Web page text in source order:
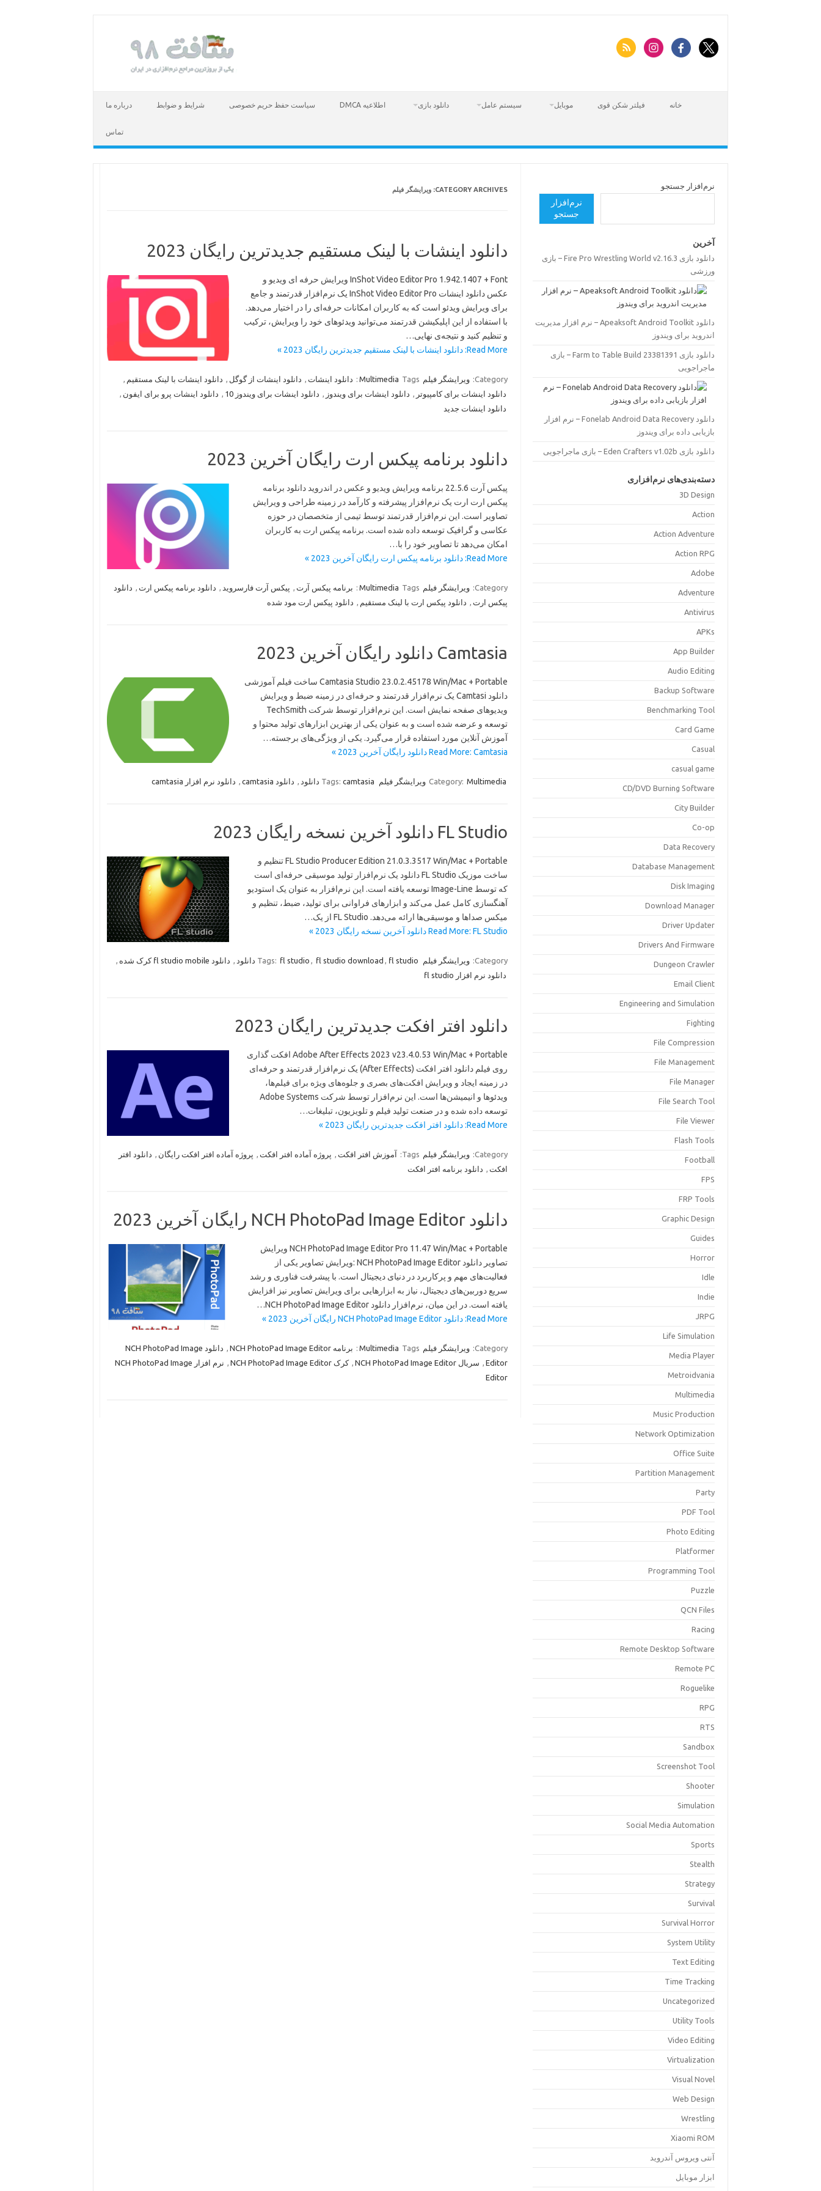
خانه فیلتر شکن قوی موبایل سیستم عامل دانلود بازی اطلاعیه DMCA سیاست حفظ حریم خصوصی شرایط و ضوابط درباره ما
تماس
CATEGORY ARCHIVES: ویرایشگر فیلم
دانلود اینشات با لینک مستقیم جدیدترین رایگان 2023
InShot Video Editor Pro 1.942.1407 + Font ویرایش حرفه ای ویدیو و
عکس دانلود اینشات InShot Video Editor Pro یک نرم‌افزار قدرتمند و جامع
برای ویرایش ویدئو است که به کاربران امکانات حرفه‌ای را در اختیار می‌دهد.
با استفاده از این اپلیکیشن قدرتمند می‌توانید ویدئوهای خود را ویرایش، ترکیب
و تنظیم کنید و نتیجه‌ی نهایی…
Read More: دانلود اینشات با لینک مستقیم جدیدترین رایگان 2023 »
Category: ویرایشگر فیلم Multimedia Tags: دانلود اینشات , دانلود اینشات از گوگل , دانلود اینشات با لینک مستقیم ,
دانلود اینشات برای کامپیوتر , دانلود اینشات برای ویندوز , دانلود اینشات برای ویندوز 10 , دانلود اینشات پرو برای ایفون ,
دانلود اینشات جدید
دانلود برنامه پیکس ارت رایگان آخرین 2023
پیکس آرت 22.5.6 برنامه ویرایش ویدیو و عکس در اندروید دانلود برنامه
پیکس ارت ارت یک نرم‌افزار پیشرفته و کارآمد در زمینه طراحی و ویرایش
تصاویر است. این نرم‌افزار قدرتمند توسط تیمی از متخصصان در حوزه
عکاسی و گرافیک توسعه داده شده است. برنامه پیکس ارت به کاربران
امکان می‌دهد تا تصاویر خود را با…
Read More: دانلود برنامه پیکس ارت رایگان آخرین 2023 »
Category: ویرایشگر فیلم Multimedia Tags: برنامه پیکس آرت , پیکس آرت فارسروید , دانلود برنامه پیکس ارت , دانلود
پیکس ارت , دانلود پیکس ارت با لینک مستقیم , دانلود پیکس ارت مود شده
Camtasia دانلود رایگان آخرین 2023
Camtasia Studio 23.0.2.45178 Win/Mac + Portable ساخت فیلم آموزشی
دانلود Camtasi یک نرم‌افزار قدرتمند و حرفه‌ای در زمینه ضبط و ویرایش
ویدیوهای صفحه نمایش است. این نرم‌افزار توسط شرکت TechSmith
توسعه و عرضه شده است و به عنوان یکی از بهترین ابزارهای تولید محتوا و
آموزش آنلاین مورد استفاده قرار می‌گیرد. یکی از ویژگی‌های برجسته…
Read More: Camtasia دانلود رایگان آخرین 2023 »
Category: Multimedia ویرایشگر فیلم Tags: camtasia دانلود , دانلود camtasia , دانلود نرم افزار camtasia
FL Studio دانلود آخرین نسخه رایگان 2023
FL Studio Producer Edition 21.0.3.3517 Win/Mac + Portable تنظیم و
ساخت موزیک FL Studio دانلود یک نرم‌افزار تولید موسیقی حرفه‌ای است
که توسط Image-Line توسعه یافته است. این نرم‌افزار به عنوان یک استودیو
آهنگسازی کامل عمل می‌کند و ابزارهای فراوانی برای تولید، ضبط، تنظیم و
میکس صداها و موسیقی‌ها ارائه می‌دهد. FL Studio از یک…
Read More: FL Studio دانلود آخرین نسخه رایگان 2023 »
Category: ویرایشگر فیلم Tags: fl studio , fl studio download , fl studio دانلود , دانلود fl studio mobile کرک شده
,
دانلود نرم افزار fl studio
دانلود افتر افکت جدیدترین رایگان 2023
Adobe After Effects 2023 v23.4.0.53 Win/Mac + Portable افکت گذاری
روی فیلم دانلود افتر افکت (After Effects) یک نرم‌افزار قدرتمند و حرفه‌ای
در زمینه ایجاد و ویرایش افکت‌های بصری و جلوه‌های ویژه برای فیلم‌ها،
ویدئوها و انیمیشن‌ها است. این نرم‌افزار توسط شرکت Adobe Systems
توسعه داده شده و در صنعت تولید فیلم و تلویزیون، تبلیغات…
Read More: دانلود افتر افکت جدیدترین رایگان 2023 »
Category: ویرایشگر فیلم Tags: آموزش افتر افکت , پروژه آماده افتر افکت , پروژه آماده افتر افکت رایگان , دانلود افتر
افکت , دانلود برنامه افتر افکت
دانلود NCH ​​PhotoPad Image Editor رایگان آخرین 2023
NCH PhotoPad Image Editor Pro 11.47 Win/Mac + Portable ویرایش
تصاویر دانلود NCH ​​PhotoPad Image Editor :ویرایش تصاویر یکی از
فعالیت‌های مهم و پرکاربرد در دنیای دیجیتال است. با پیشرفت فناوری و رشد
سریع دوربین‌های دیجیتال، نیاز به ابزارهایی برای ویرایش تصاویر نیز افزایش
یافته است. در این میان، نرم‌افزار دانلود NCH ​​PhotoPad Image Editor…
Read More: دانلود NCH ​​PhotoPad Image Editor رایگان آخرین 2023 »
Category: ویرایشگر فیلم Multimedia Tags: برنامه NCH ​​PhotoPad Image Editor ,
دانلود NCH ​​PhotoPad Image
Editor
, سریال NCH ​​PhotoPad Image Editor , کرک NCH ​​PhotoPad Image Editor ,
نرم افزار NCH ​​PhotoPad Image
Editor
نرم‌افزار جستجو
نرم‌افزار
جستجو
آخرین
دانلود بازی Fire Pro Wrestling World v2.16.3 – بازی
ورزشی
دانلود Apeaksoft Android Toolkit – نرم افزار مدیریت
اندروید برای ویندوز
دانلود بازی Farm to Table Build 23381391 – بازی
ماجراجویی
دانلود Fonelab Android Data Recovery – نرم افزار
بازیابی داده برای ویندوز
دانلود بازی Eden Crafters v1.02b – بازی ماجراجویی
دسته‌بندی‌های نرم‌افزاری
3D Design
Action
Action Adventure
Action RPG
Adobe
Adventure
Antivirus
APKs
App Builder
Audio Editing
Backup Software
Benchmarking Tool
Card Game
Casual
casual game
CD/DVD Burning Software
City Builder
Co-op
Data Recovery
Database Management
Disk Imaging
Download Manager
Driver Updater
Drivers And Firmware
Dungeon Crawler
Email Client
Engineering and Simulation
Fighting
File Compression
File Management
File Manager
File Search Tool
File Viewer
Flash Tools
Football
FPS
FRP Tools
Graphic Design
Guides
Horror
Idle
Indie
JRPG
Life Simulation
Media Player
Metroidvania
Multimedia
Music Production
Network Optimization
Office Suite
Partition Management
Party
PDF Tool
Photo Editing
Platformer
Programming Tool
Puzzle
QCN Files
Racing
Remote Desktop Software
Remote PC
Roguelike
RPG
RTS
Sandbox
Screenshot Tool
Shooter
Simulation
Social Media Automation
Sports
Stealth
Strategy
Survival
Survival Horror
System Utility
Text Editing
Time Tracking
Uncategorized
Utility Tools
Video Editing
Virtualization
Visual Novel
Web Design
Wrestling
Xiaomi ROM
آنتی ویروس آندروید
ابزار موبایل